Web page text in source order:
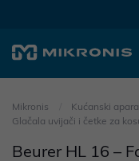
Mikronis Kućanski
Glačala uvijači i četke za
Beurer HL 16 –